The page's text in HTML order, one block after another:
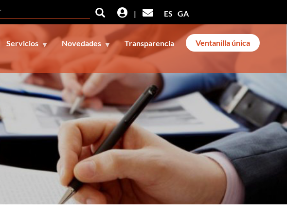
Buscar
Buscar | ES GA
Servicios Novedades Transparencia Ventanilla única